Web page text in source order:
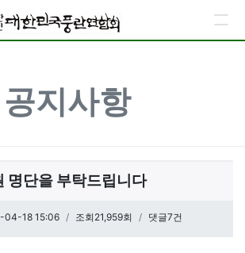
공지사항
명단을 부탁드립니다
일
04-18 15:06 조회21,959회 댓글7건